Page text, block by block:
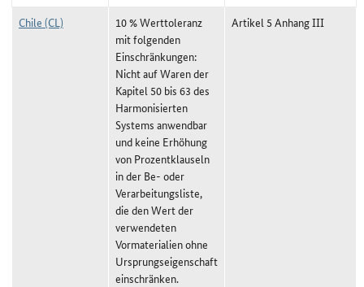
Chile (CL)
10 % Werttoleranz
mit folgenden
Einschränkungen:
Nicht auf Waren der
Kapitel 50 bis 63 des
Harmonisierten
Systems anwendbar
und keine Erhöhung
von Prozentklauseln
in der Be- oder
Verarbeitungsliste,
die den Wert der
verwendeten
Vormaterialien ohne
Ursprungseigenschaft
einschränken.
Artikel 5 Anhang III